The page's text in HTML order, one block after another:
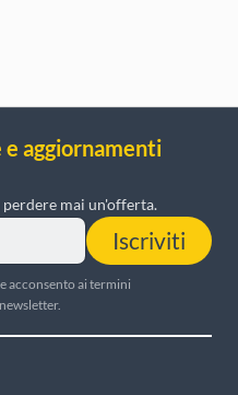
aggiornamenti
mai un'offerta.
Iscriviti
acconsento ai termini